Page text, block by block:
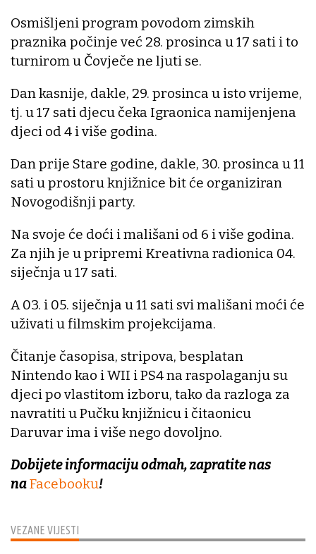
VEZANE VIJESTI
Osmišljeni program povodom zimskih
praznika počinje već 28. prosinca u 17 sati i to
turnirom u Čovječe ne ljuti se.
Dan kasnije, dakle, 29. prosinca u isto vrijeme,
tj. u 17 sati djecu čeka Igraonica namijenjena
djeci od 4 i više godina.
Dan prije Stare godine, dakle, 30. prosinca u 11
sati u prostoru knjižnice bit će organiziran
Novogodišnji party.
Na svoje će doći i mališani od 6 i više godina.
Za njih je u pripremi Kreativna radionica 04.
siječnja u 17 sati.
A 03. i 05. siječnja u 11 sati svi mališani moći će
uživati u filmskim projekcijama.
Čitanje časopisa, stripova, besplatan
Nintendo kao i WII i PS4 na raspolaganju su
djeci po vlastitom izboru, tako da razloga za
navratiti u Pučku knjižnicu i čitaonicu
Daruvar ima i više nego dovoljno.
Dobijete informaciju odmah, zapratite nas
naFacebooku!